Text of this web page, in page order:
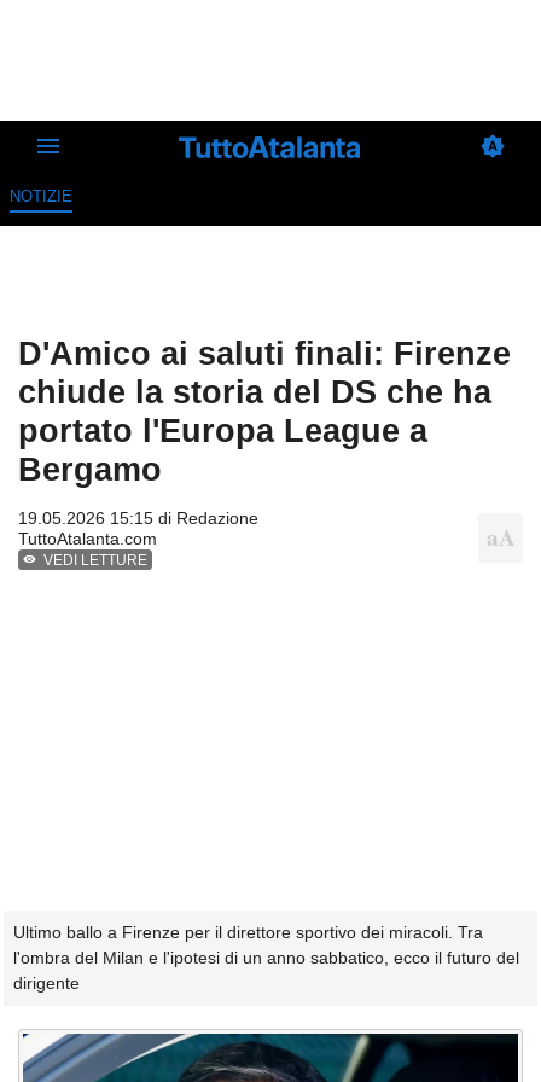
NOTIZIE
D'Amico ai saluti finali: Firenze
chiude la storia del DS che ha
portato l'Europa League a
Bergamo
19.05.2026 15:15 di Redazione
TuttoAtalanta.com
VEDI LETTURE
Ultimo ballo a Firenze per il direttore sportivo dei miracoli. Tra
l'ombra del Milan e l'ipotesi di un anno sabbatico, ecco il futuro del
dirigente